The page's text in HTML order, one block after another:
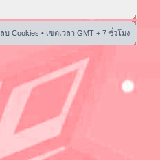
ลบ Cookies • เขตเวลา GMT + 7 ชั่วโมง